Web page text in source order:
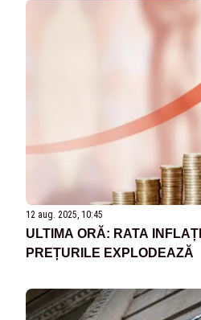
12 aug. 2025, 10:45
ULTIMA ORĂ: RATA
PREȚURILE EXPLODEAZĂ